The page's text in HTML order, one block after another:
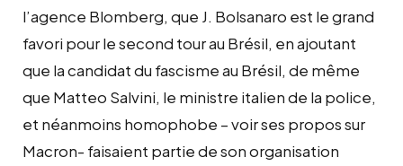
l’agence Blomberg, que J. Bolsanaro est le grand
favori pour le second tour au Brésil, en ajoutant
que la candidat du fascisme au Brésil, de même
que Matteo Salvini, le ministre italien de la police,
et néanmoins homophobe – voir ses propos sur
Macron- faisaient partie de son organisation